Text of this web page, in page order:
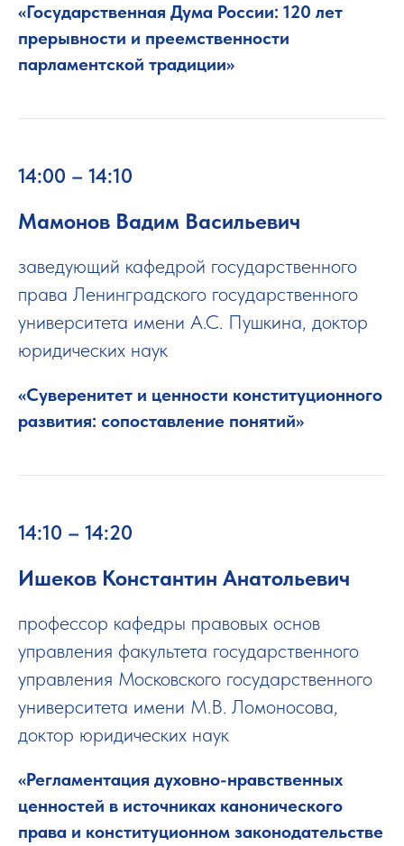
«Государственная Дума России: 120 лет
прерывности и преемственности
парламентской традиции»
14:00 – 14:10
Мамонов Вадим Васильевич
заведующий кафедрой государственного
права Ленинградского государственного
университета имени А.С. Пушкина, доктор
юридических наук
«Суверенитет и ценности конституционного
развития: сопоставление понятий»
14:10 – 14:20
Ишеков Константин Анатольевич
профессор кафедры правовых основ
управления факультета государственного
управления Московского государственного
университета имени М.В. Ломоносова,
доктор юридических наук
«Регламентация духовно-нравственных
ценностей в источниках канонического
права и конституционном законодательстве